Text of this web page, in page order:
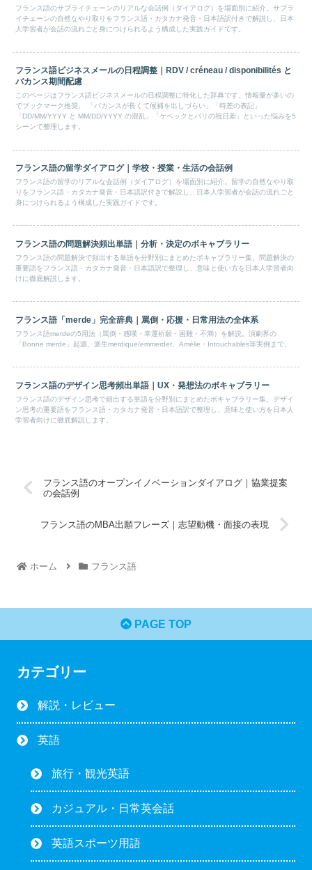
フランス語のサプライチェーンのリアルな会話例（ダイアログ）を場面別に紹介。サプラ
イチェーンの自然なやり取りをフランス語・カタカナ発音・日本語訳付きで解説し、日本
人学習者が会話の流れごと身につけられるよう構成した実践ガイドです。
フランス語ビジネスメールの日程調整｜RDV / créneau / disponibilités と
バカンス期間配慮
このページはフランス語ビジネスメールの日程調整に特化した辞典です。情報量が多いの
でブックマーク推奨。 「バカンスが長くて候補を出しづらい」「時差の表記」
「DD/MM/YYYY と MM/DD/YYYY の混乱」「ケベックとパリの祝日差」といった悩みを5
シーンで整理します。
フランス語の留学ダイアログ｜学校・授業・生活の会話例
フランス語の留学のリアルな会話例（ダイアログ）を場面別に紹介。留学の自然なやり取
りをフランス語・カタカナ発音・日本語訳付きで解説し、日本人学習者が会話の流れごと
身につけられるよう構成した実践ガイドです。
フランス語の問題解決頻出単語｜分析・決定のボキャブラリー
フランス語の問題解決で頻出する単語を分野別にまとめたボキャブラリー集。問題解決の
重要語をフランス語・カタカナ発音・日本語訳で整理し、意味と使い方を日本人学習者向
けに徹底解説します。
フランス語「merde」完全辞典｜罵倒・応援・日常用法の全体系
フランス語merdeの5用法（罵倒・感嘆・幸運祈願・困難・不満）を解説。演劇界の
「Bonne merde」起源、派生merdique/emmerder、Amélie・Intouchables等実例まで。
フランス語のデザイン思考頻出単語｜UX・発想法のボキャブラリー
フランス語のデザイン思考で頻出する単語を分野別にまとめたボキャブラリー集。デザイ
ン思考の重要語をフランス語・カタカナ発音・日本語訳で整理し、意味と使い方を日本人
学習者向けに徹底解説します。
フランス語のオープンイノベーションダイアログ｜協業提案
の会話例
フランス語のMBA出願フレーズ｜志望動機・面接の表現
ホーム フランス語
PAGE TOP
カテゴリー
解説・レビュー
英語
旅行・観光英語
カジュアル・日常英会話
英語スポーツ用語